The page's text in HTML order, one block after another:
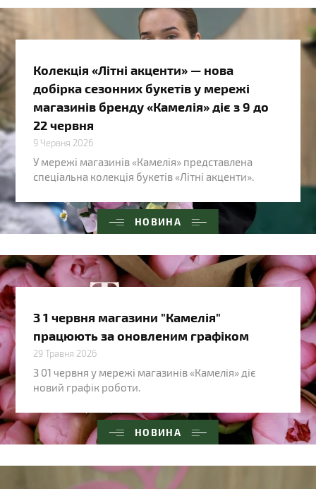
НОВИНА
Колекція «Літні акценти» — нова
добірка сезонних букетів у мережі
магазинів бренду «Камелія» діє з 9 до
22 червня
9 Червня 2026
У мережі магазинів «Камелія» представлена
спеціальна колекція букетів «Літні акценти».
НОВИНА
З 1 червня магазини "Камелія"
працюють за оновленим графіком
29 Травня 2026
З 01 червня у мережі магазинів «Камелія» діє
новий графік роботи.